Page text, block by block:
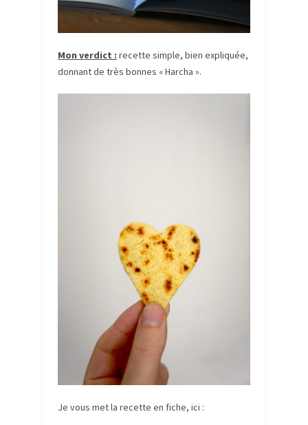
Mon verdict : recette simple, bien expliquée,
donnant de très bonnes « Harcha ».
Je vous met la recette en fiche, ici :